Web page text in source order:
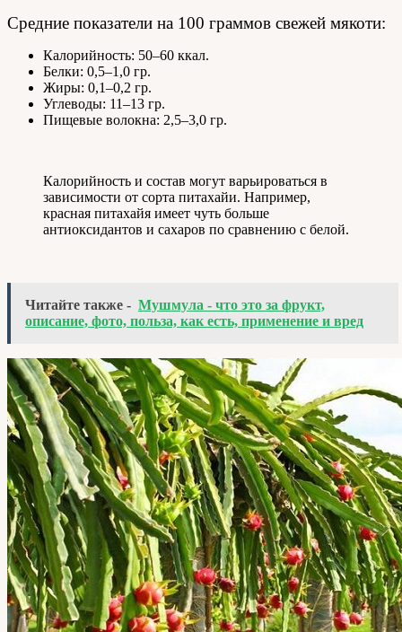
Средние показатели на 100 граммов свежей мякоти:
Калорийность: 50–60 ккал.
Белки: 0,5–1,0 гр.
Жиры: 0,1–0,2 гр.
Углеводы: 11–13 гр.
Пищевые волокна: 2,5–3,0 гр.
Калорийность и состав могут варьироваться в
зависимости от сорта питахайи. Например,
красная питахайя имеет чуть больше
антиоксидантов и сахаров по сравнению с белой.
Читайте также - Мушмула - что это за фрукт,
описание, фото, польза, как есть, применение и вред